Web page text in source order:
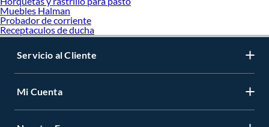
Muebles Halman
Probador de corriente
Receptaculos de ducha
Servicio al Cliente
Mi Cuenta